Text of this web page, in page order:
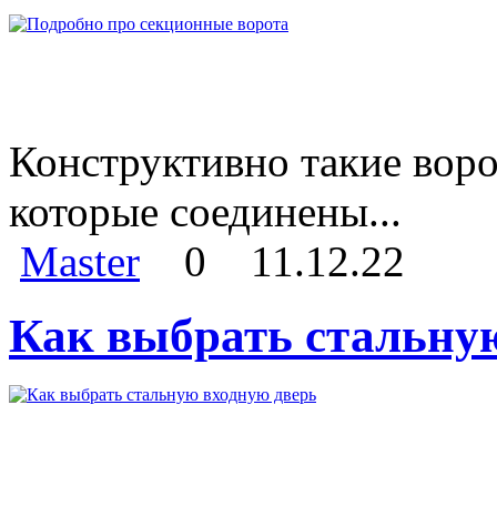
Конструктивно такие
которые соединены...
Master
0 11.12.22
Как выбрать